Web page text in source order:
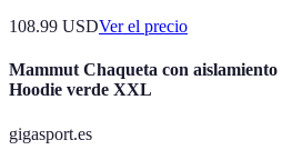
108.99 USDVer el precio
Mammut Chaqueta con
Hoodie verde XXL
gigasport.es